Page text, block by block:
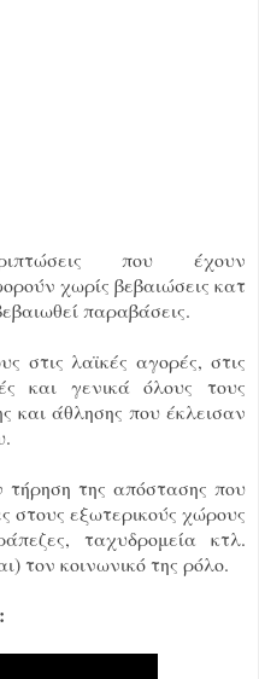
που έχουν
χωρίς βεβαιώσεις κατ
παραβάσεις.
στις λαϊκές αγορές, στις
και γενικά όλους τους
και άθλησης που έκλεισαν
τήρηση της απόστασης που
στους εξωτερικούς χώρους
ταχυδρομεία κτλ.
τον κοινωνικό της ρόλο.